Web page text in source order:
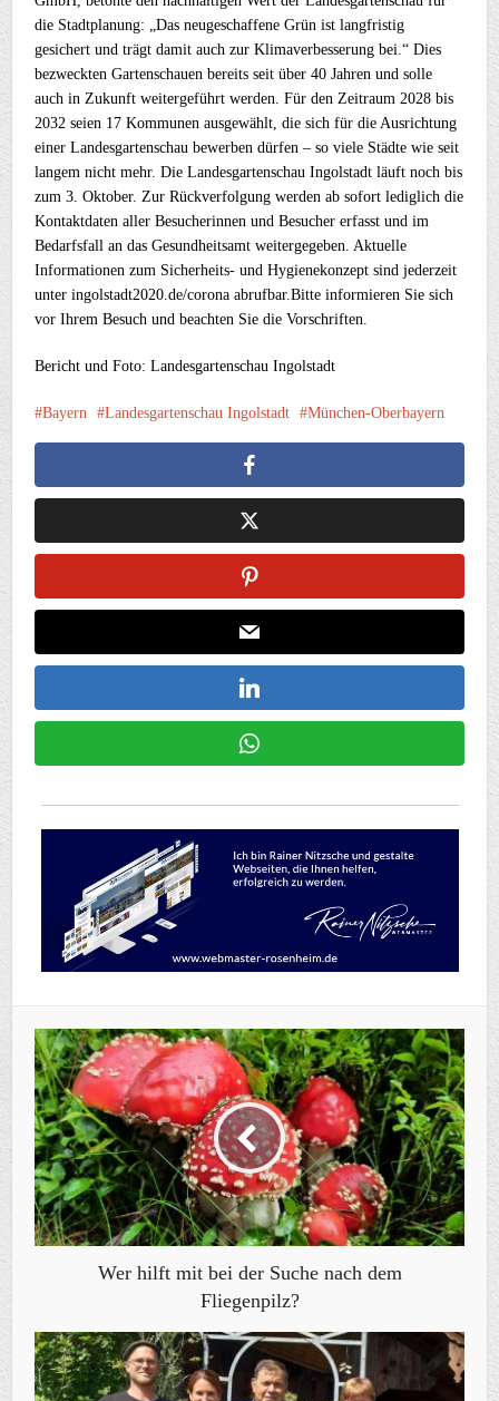
die Stadtplanung: „Das neugeschaffene Grün ist langfristig
gesichert und trägt damit auch zur Klimaverbesserung bei.“ Dies
bezweckten Gartenschauen bereits seit über 40 Jahren und solle
auch in Zukunft weitergeführt werden. Für den Zeitraum 2028 bis
2032 seien 17 Kommunen ausgewählt, die sich für die Ausrichtung
einer Landesgartenschau bewerben dürfen – so viele Städte wie seit
langem nicht mehr. Die Landesgartenschau Ingolstadt läuft noch bis
zum 3. Oktober. Zur Rückverfolgung werden ab sofort lediglich die
Kontaktdaten aller Besucherinnen und Besucher erfasst und im
Bedarfsfall an das Gesundheitsamt weitergegeben. Aktuelle
Informationen zum Sicherheits- und Hygienekonzept sind jederzeit
unter ingolstadt2020.de/corona abrufbar.Bitte informieren Sie sich
vor Ihrem Besuch und beachten Sie die Vorschriften.
Bericht und Foto: Landesgartenschau Ingolstadt
Bayern Landesgartenschau Ingolstadt München-Oberbayern
Wer hilft mit bei der Suche nach dem
Fliegenpilz?